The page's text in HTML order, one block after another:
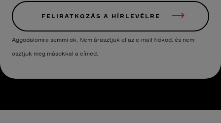
FELIRATKOZÁS A HÍRLEVÉLRE
Aggodalomra semmi ok. Nem árasztjuk el az e-mail fiókod, és nem
osztjuk meg másokkal a címed.